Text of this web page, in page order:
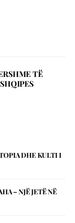
TË
DHE KULTI I
– NJЁ JETЁ NЁ